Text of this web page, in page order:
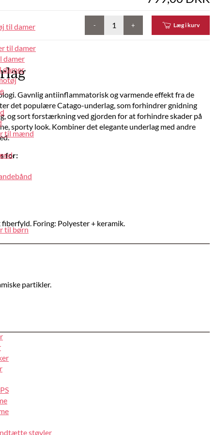
til damer
til damer
damer
damer
til mænd
til børn
støvler
- + Læg i kurv
Gavnlig antiinflammatorisk og varmende effekt fra de
det populære Catago-underlag, som forhindrer gnidning
og sort forstærkning ved gjorden for at forhindre skader på
sporty look. Kombiner det elegante underlag med andre
for:
Foring: Polyester + keramik.
partikler.